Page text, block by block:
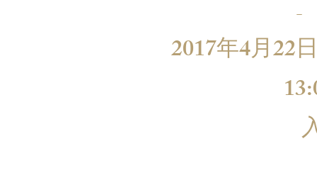
-
2017年4月22